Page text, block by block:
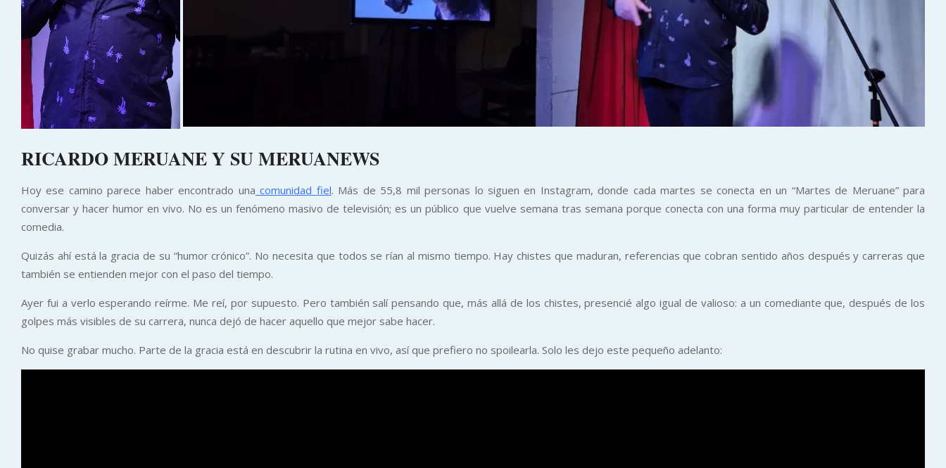
RICARDO MERUANE Y SU MERUANEWS
Hoy ese camino parece haber encontrado una comunidad fiel. Más de 55,8 mil personas lo siguen en Instagram, donde cada martes se conecta en un “Martes de Meruane” para
conversar y hacer humor en vivo. No es un fenómeno masivo de televisión; es un público que vuelve semana tras semana porque conecta con una forma muy particular de entender la
comedia.
Quizás ahí está la gracia de su “humor crónico”. No necesita que todos se rían al mismo tiempo. Hay chistes que maduran, referencias que cobran sentido años después y carreras que
también se entienden mejor con el paso del tiempo.
Ayer fui a verlo esperando reírme. Me reí, por supuesto. Pero también salí pensando que, más allá de los chistes, presencié algo igual de valioso: a un comediante que, después de los
golpes más visibles de su carrera, nunca dejó de hacer aquello que mejor sabe hacer.
No quise grabar mucho. Parte de la gracia está en descubrir la rutina en vivo, así que prefiero no spoilearla. Solo les dejo este pequeño adelanto: